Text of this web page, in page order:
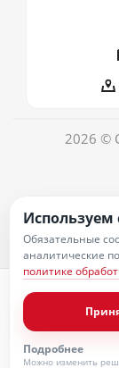
2026 ©
Согласие на
Публичная
Условия оплаты
Условия
Используем
Обязательные
аналитические
политике
Подробнее
Можно изменить